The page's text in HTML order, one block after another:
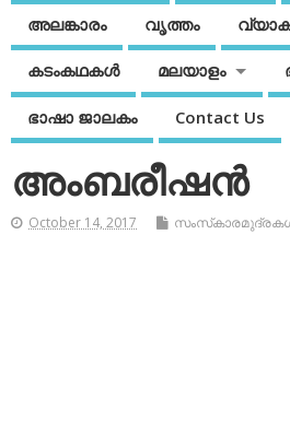
അലങ്കാരം വൃത്തം
കടംകഥകള്‍ മലയാളം
ഭാഷാ ജാലകം Contact Us
അംബരീഷന്‍
October 14, 2017